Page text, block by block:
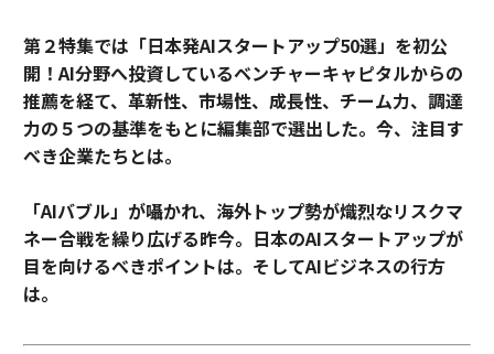
第２特集では「日本発AIスタートアップ50選」を初公
開！AI分野へ投資しているベンチャーキャピタルからの
推薦を経て、革新性、市場性、成長性、チーム力、調達
力の５つの基準をもとに編集部で選出した。今、注目す
べき企業たちとは。
「AIバブル」が囁かれ、海外トップ勢が熾烈なリスクマ
ネー合戦を繰り広げる昨今。日本のAIスタートアップが
目を向けるべきポイントは。そしてAIビジネスの行方
は。